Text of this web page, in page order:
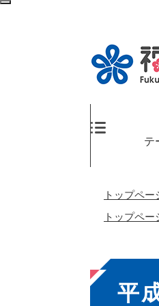
ペ
テ
トップペー
トップペー
本
文
平